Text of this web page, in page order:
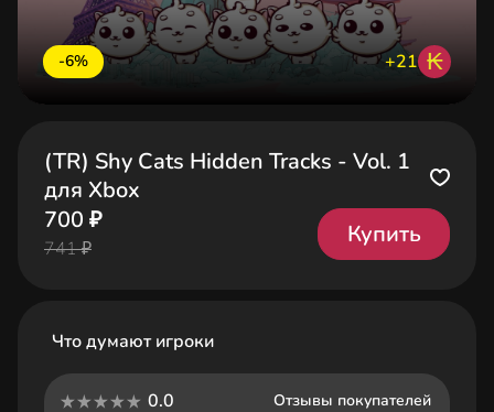
-6% +21 ₭
(TR) Shy Cats Hidden Tracks - Vol. 1
для Xbox
700 ₽
741 ₽
Купить
Что думают игроки
0.0
Отзывы покупателей